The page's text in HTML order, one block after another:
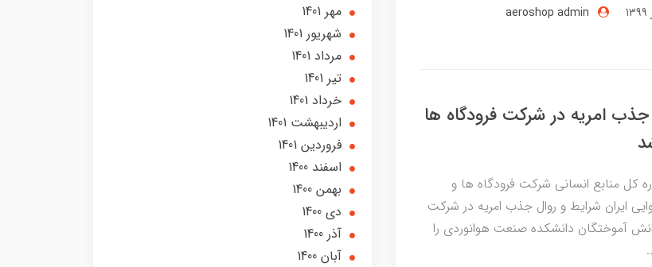
aeroshop admin
امریه در شرکت فرودگاه ها
کل منابع انسانی شرکت فرودگاه ها و
ایران شرایط و روال جذب امریه در شرکت
آموختگان دانشکده صنعت هوانوردی را
مهر 1401
شهریور 1401
مرداد 1401
تير 1401
خرداد 1401
ارديبهشت 1401
فروردین 1401
اسفند 1400
بهمن 1400
دی 1400
آذر 1400
آبان 1400